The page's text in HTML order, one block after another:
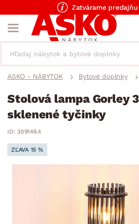
Zatvárame
ASKO - NÁBYTOK Bytové doplnky
Stolová lampa Gorley
sklenené tyčinky
ID: 309148.4
ZĽAVA 15 %